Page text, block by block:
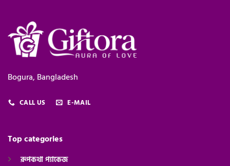
Bogura, Bangladesh
CALL US E-MAIL
Top categories
রূপকথা প্যাকেজ